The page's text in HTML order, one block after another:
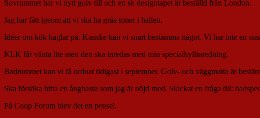
Sovrummet har vi nytt golv till och en sk designtapet är beställd från London.
Jag har fått igeom att vi ska ha gråa toner i hallen.
Idéer om kök haglar på. Kanske kan vi snart bestämma något. Vi har inte en
KLK får vänta lite men den ska inredas med min specialhyllinredning.
Badrummet kan vi få ordnat tidigast i september. Golv- och väggmatta är
Ska försöka hitta en ångbastu som jag är nöjd med. Skickat en fråga till:
På Coop Forum blev det en pensel.